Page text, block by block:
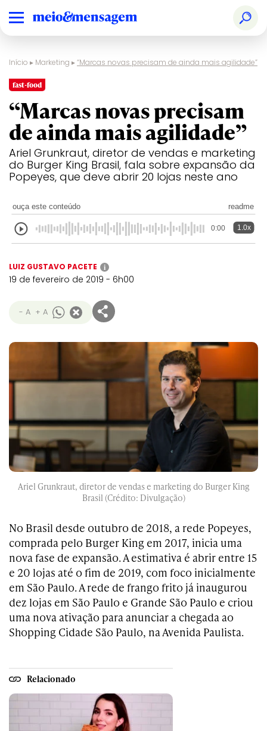
Início ▸ Marketing ▸“Marcas novas precisam de ainda mais agilidade”
fast-food
“Marcas novas precisam
de ainda mais agilidade”
Ariel Grunkraut, diretor de vendas e marketing
do Burger King Brasil, fala sobre expansão da
Popeyes, que deve abrir 20 lojas neste ano
ouça este conteúdo readme
0:00 1.0x
LUIZ GUSTAVO PACETE i
19 de fevereiro de 2019 - 6h00
- A + A
Ariel Grunkraut, diretor de vendas e marketing do Burger King
Brasil (Crédito: Divulgação)
No Brasil desde outubro de 2018, a rede Popeyes,
comprada pelo Burger King em 2017, inicia uma
nova fase de expansão. A estimativa é abrir entre 15
e 20 lojas até o fim de 2019, com foco inicialmente
em São Paulo. A rede de frango frito já inaugurou
dez lojas em São Paulo e Grande São Paulo e criou
uma nova ativação para anunciar a chegada ao
Shopping Cidade São Paulo, na Avenida Paulista.
Relacionado